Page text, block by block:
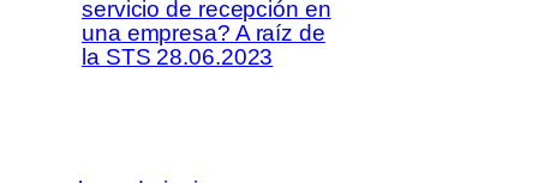
servicio de recepción en
una empresa? A raíz de
la STS 28.06.2023